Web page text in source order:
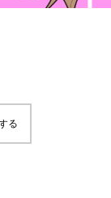
る